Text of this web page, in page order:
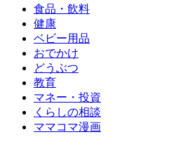
食品・飲料
健康
ベビー用品
おでかけ
どうぶつ
教育
マネー・投資
くらしの相談
ママコマ漫画